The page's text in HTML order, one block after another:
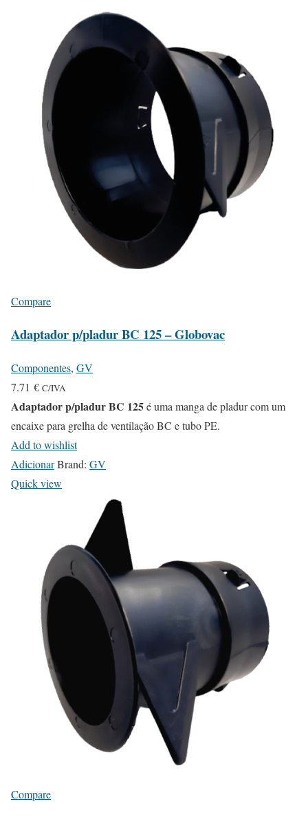
Compare
Adaptador p/pladur BC 125 – Globovac
Componentes, GV
7.71 € C/IVA
Adaptador p/pladur BC 125é uma manga de pladur com um
encaixe para grelha de ventilação BC e tubo PE.
Add to wishlist
AdicionarBrand: GV
Quick view
Compare